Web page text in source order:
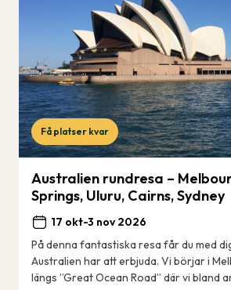
Få platser kvar
Australien rundresa –
Springs, Uluru, Cairns, Sydney
17 okt-3 nov 2026
På denna fantastiska resa får du med
Australien har att erbjuda. Vi börjar i
längs ”Great Ocean Road” där vi bland